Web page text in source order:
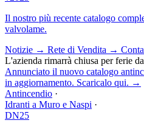
Il nostro più recente catalogo
valvolame.
Notizie → Rete di Vendita →
L'azienda rimarrà chiusa per ferie
Annunciato il nuovo catalogo
in aggiornamento. Scaricalo qui. →
Antincendio ·
Idranti a Muro e Naspi ·
DN25